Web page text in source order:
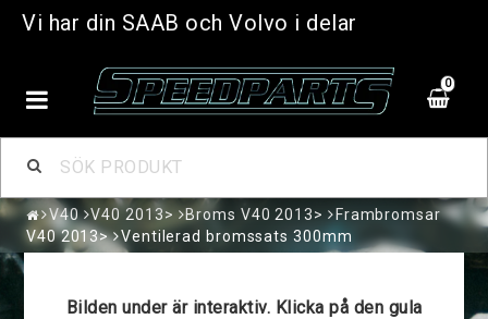
Vi har din SAAB och Volvo i delar
0
V40 V40 2013> Broms V40 2013>
Frambromsar
V40 2013>
Ventilerad bromssats 300mm
Bilden under är interaktiv. Klicka på den gula